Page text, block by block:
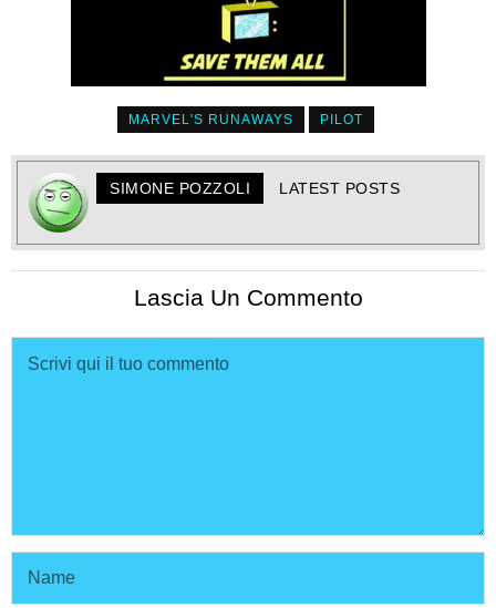
MARVEL'S RUNAWAYS PILOT
SIMONE POZZOLI LATEST POSTS
Lascia Un Commento